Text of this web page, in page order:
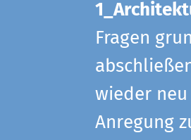
Fragen
wieder
Anregung